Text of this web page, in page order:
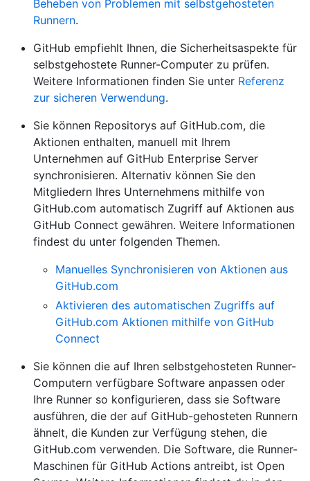
Beheben von Problemen mit selbstgehosteten
Runnern.
GitHub empfiehlt Ihnen, die Sicherheitsaspekte für
selbstgehostete Runner-Computer zu prüfen.
Weitere Informationen finden Sie unter Referenz
zur sicheren Verwendung.
Sie können Repositorys auf GitHub.com, die
Aktionen enthalten, manuell mit Ihrem
Unternehmen auf GitHub Enterprise Server
synchronisieren. Alternativ können Sie den
Mitgliedern Ihres Unternehmens mithilfe von
GitHub.com automatisch Zugriff auf Aktionen aus
GitHub Connect gewähren. Weitere Informationen
findest du unter folgenden Themen.
Manuelles Synchronisieren von Aktionen aus
GitHub.com
Aktivieren des automatischen Zugriffs auf
GitHub.com Aktionen mithilfe von GitHub
Connect
Sie können die auf Ihren selbstgehosteten Runner-
Computern verfügbare Software anpassen oder
Ihre Runner so konfigurieren, dass sie Software
ausführen, die der auf GitHub-gehosteten Runnern
ähnelt, die Kunden zur Verfügung stehen, die
GitHub.com verwenden. Die Software, die Runner-
Maschinen für GitHub Actions antreibt, ist Open